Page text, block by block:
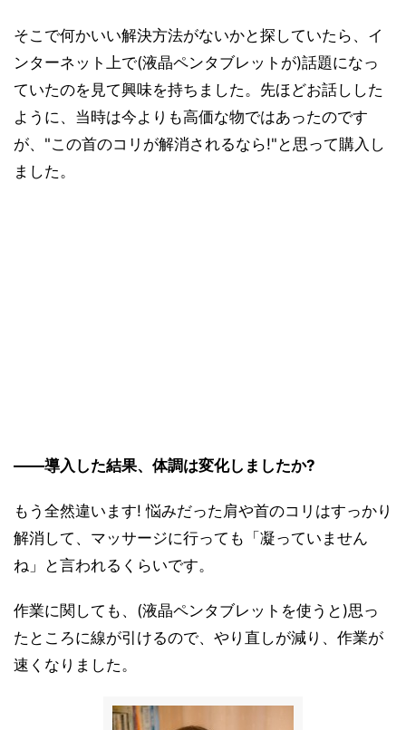
そこで何かいい解決方法がないかと探していたら、イ
ンターネット上で(液晶ペンタブレットが)話題になっ
ていたのを見て興味を持ちました。先ほどお話しした
ように、当時は今よりも高価な物ではあったのです
が、"この首のコリが解消されるなら!"と思って購入し
ました。
――導入した結果、体調は変化しましたか?
もう全然違います! 悩みだった肩や首のコリはすっかり
解消して、マッサージに行っても「凝っていません
ね」と言われるくらいです。
作業に関しても、(液晶ペンタブレットを使うと)思っ
たところに線が引けるので、やり直しが減り、作業が
速くなりました。